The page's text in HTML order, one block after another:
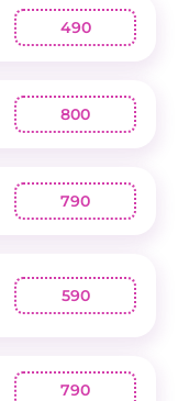
490
800
790
590
790